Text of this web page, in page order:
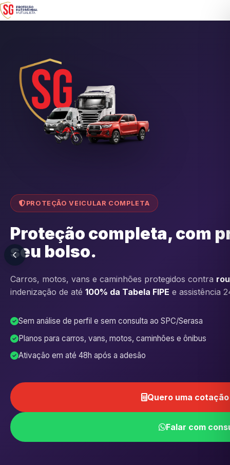
PROTEÇÃO VEICULAR COMPLETA
Proteção completa, com
seu bolso.
Carros, motos, vans e caminhões protegidos contra
indenização de até 100% da Tabela FIPE e assistência
Sem análise de perfil e sem consulta ao SPC/Serasa
Planos para carros, vans, motos, caminhões e ônibus
Ativação em até 48h após a adesão
Quero uma
Falar com